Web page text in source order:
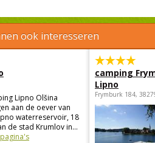
ook interesseren
Lipno Olšina
aan de oever van
waterreservoir, 18
de stad Krumlov in...
camping
Lipno
Frymburk 184,